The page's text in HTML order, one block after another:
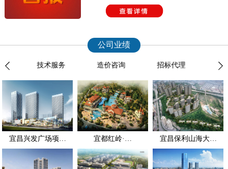
公司业绩
技术服务 造价咨询 招标代理 司
宜昌兴发广场项… 宜都红岭·… 宜昌保利山海大…